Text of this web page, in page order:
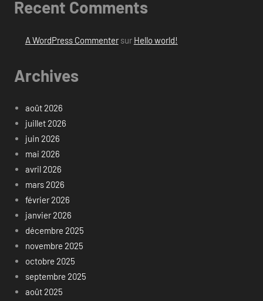
Recent Comments
A WordPress Commentersur Hello world!
Archives
août 2026
juillet 2026
juin 2026
mai 2026
avril 2026
mars 2026
février 2026
janvier 2026
décembre 2025
novembre 2025
octobre 2025
septembre 2025
août 2025